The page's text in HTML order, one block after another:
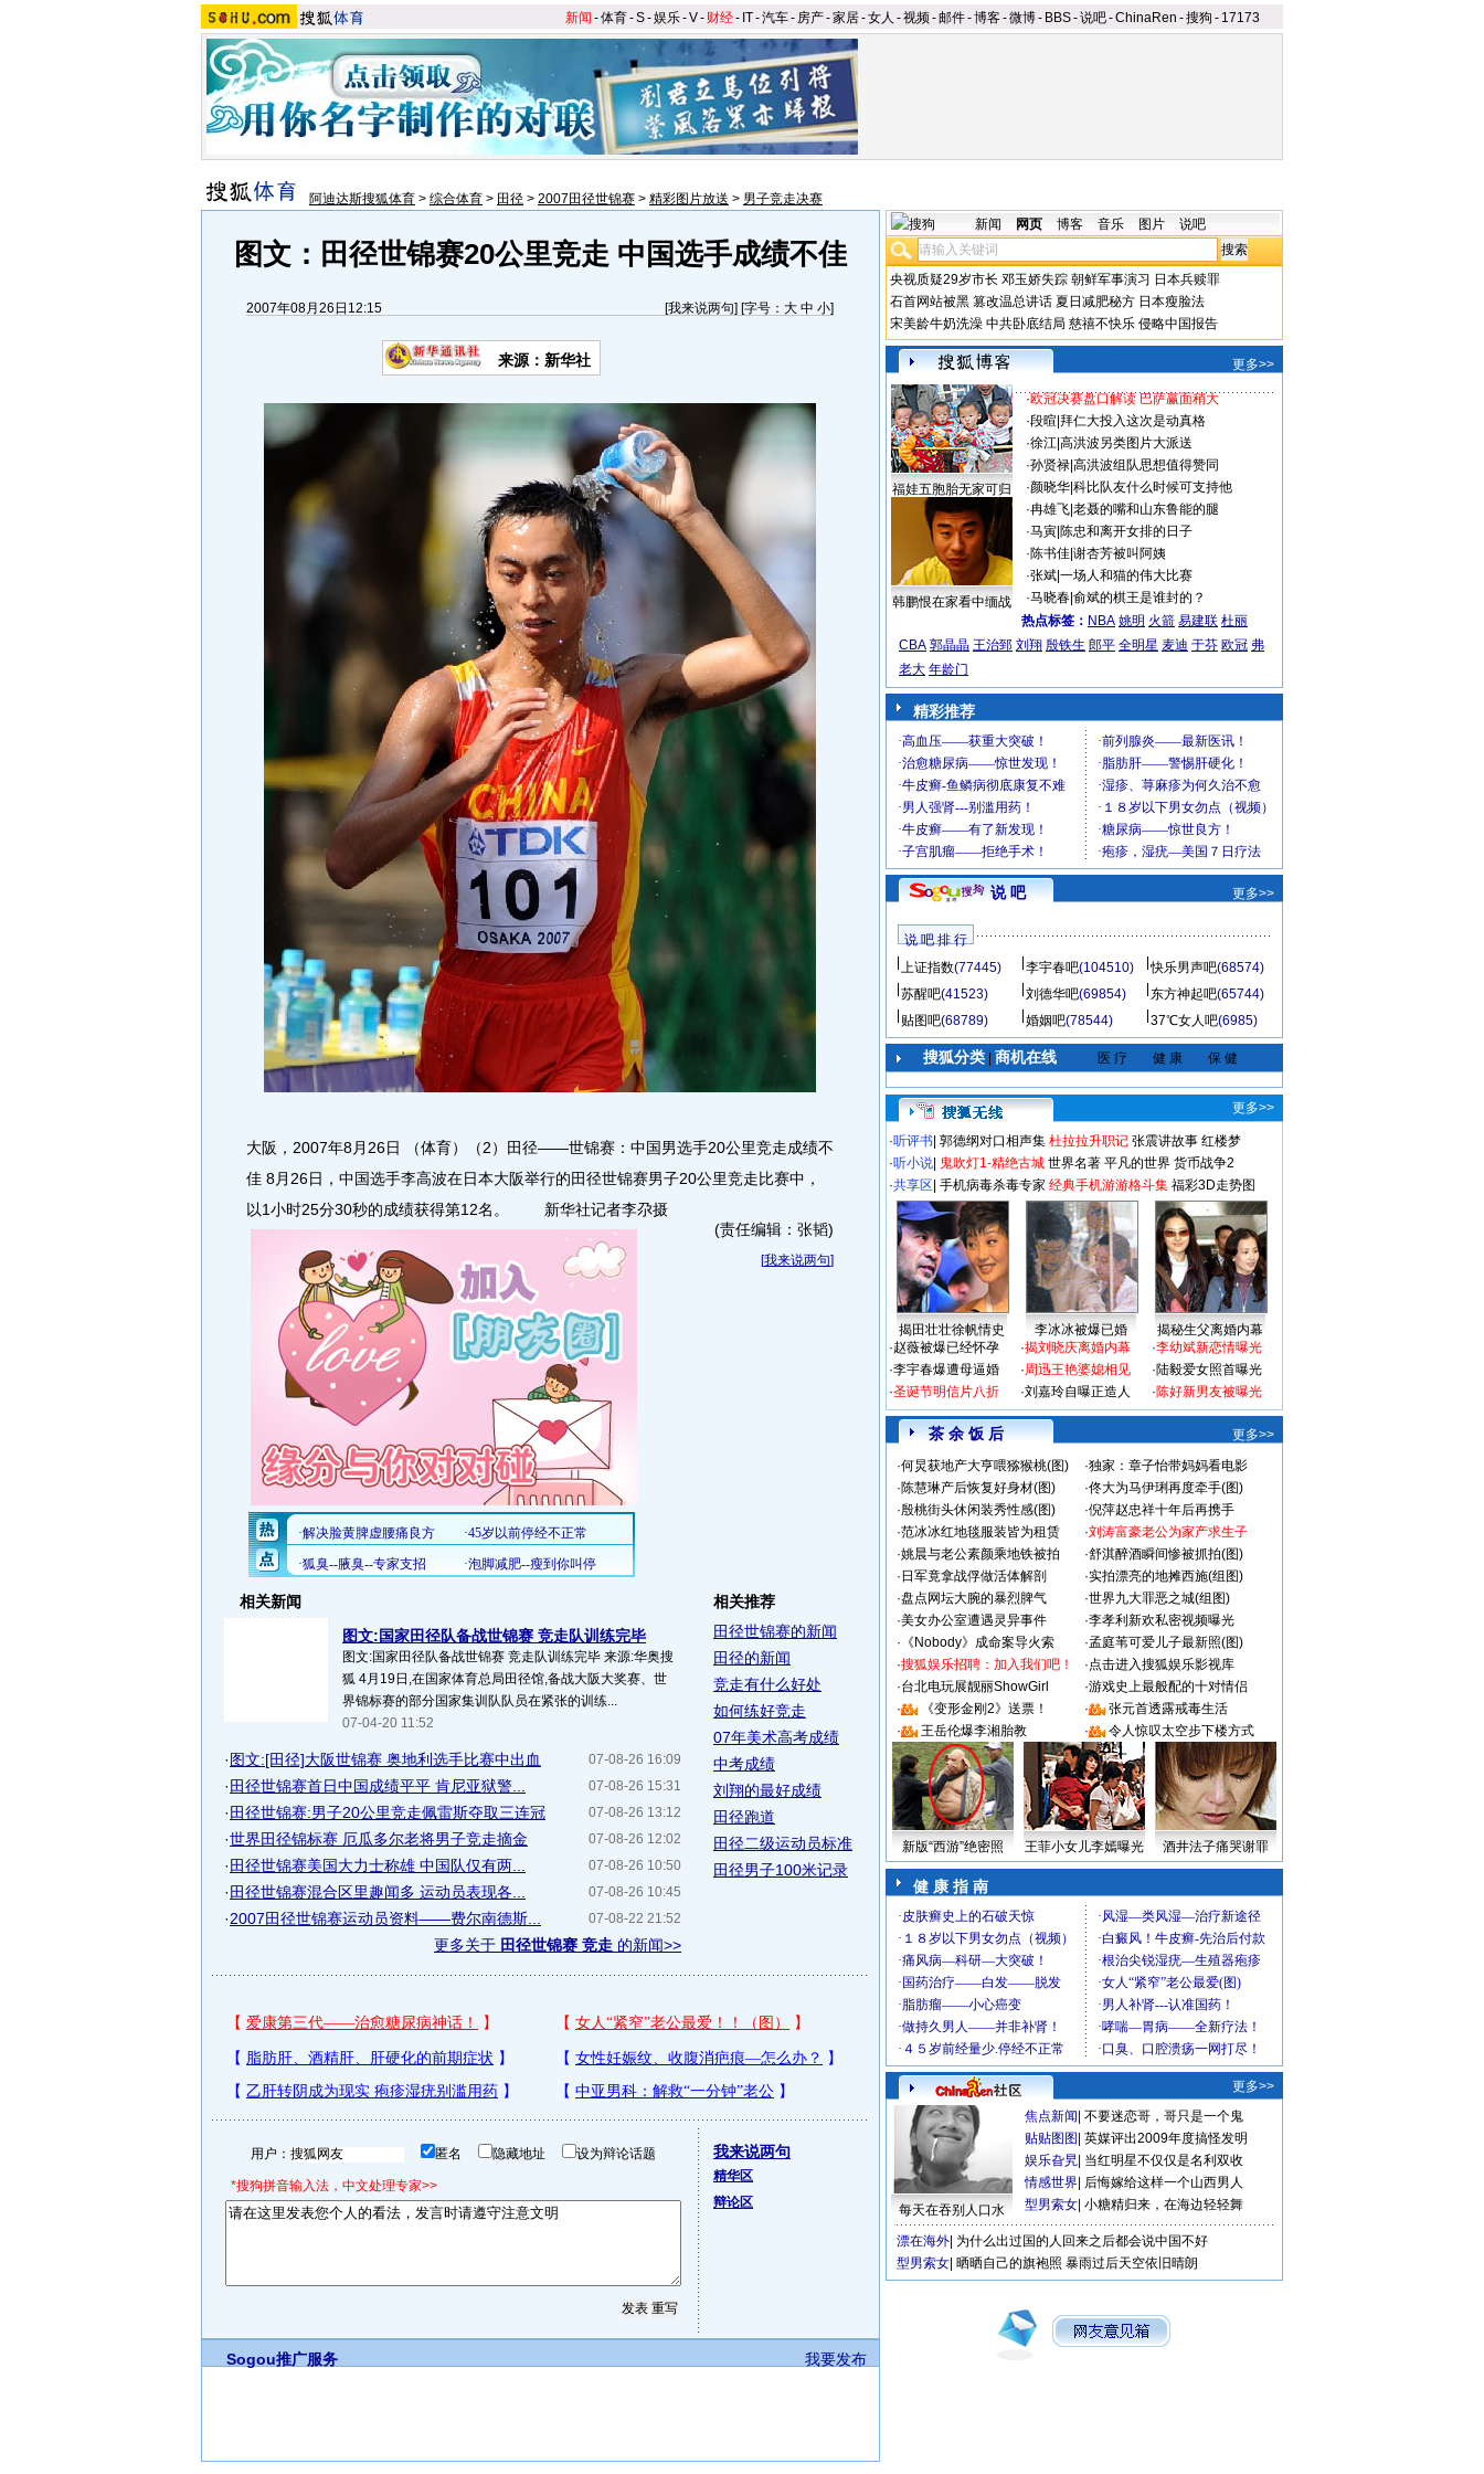
新闻 -体育-S-娱乐-V- 财经- IT-汽车- 房产-家居-女人 -视频-邮件-博客-微博- BBS-说吧-ChinaRen -搜狗 - 17173
阿迪达斯搜狐体育 > 综合体育 > 田径 > 2007田径世锦赛 > 精彩图片放送 > 男子竞走决赛
图文：田径世锦赛20公里竞走 中国选手成绩不佳
2007年08月26日12:15 [我来说两句] [字号： 大 中 小]
来源：新华社
大阪，2007年8月26日 （体育）（2）田径――世锦赛：中国男选手20公里竞走成绩不
佳 8月26日，中国选手李高波在日本大阪举行的田径世锦赛男子20公里竞走比赛中，
以1小时25分30秒的成绩获得第12名。 新华社记者李尕摄
(责任编辑：张韬)
[我来说两句]
相关新闻
图文:国家田径队备战世锦赛 竞走队训练完毕
图文:国家田径队备战世锦赛 竞走队训练完毕 来源:华奥搜
狐 4月19日,在国家体育总局田径馆,备战大阪大奖赛、世
界锦标赛的部分国家集训队队员在紧张的训练...
07-04-20 11:52
07-08-26 16:09
·图文:[田径]大阪世锦赛 奥地利选手比赛中出血
07-08-26 15:31
· 田径世锦赛首日中国成绩平平 肯尼亚狱警...
07-08-26 13:12
· 田径世锦赛:男子20公里竞走佩雷斯夺取三连冠
07-08-26 12:02
·世界田径锦标赛 厄瓜多尔老将男子竞走摘金
07-08-26 10:50
· 田径世锦赛美国大力士称雄 中国队仅有两...
07-08-26 10:45
· 田径世锦赛混合区里趣闻多 运动员表现各...
07-08-22 21:52
·2007田径世锦赛运动员资料——费尔南德斯...
更多关于 田径世锦赛 竞走 的新闻>>
相关推荐
田径世锦赛的新闻
田径的新闻
竞走有什么好处
如何练好竞走
07年美术高考成绩
中考成绩
刘翔的最好成绩
田径跑道
田径二级运动员标准
田径男子100米记录
用户： 匿名 隐藏地址 设为辩论话题
*搜狗拼音输入法，中文处理专家>>
我来说两句
精华区
辩论区
我要发布
Sogou推广服务
新闻 网页 博客 音乐 图片 说吧
央视质疑29岁市长 邓玉娇失踪 朝鲜军事演习 日本兵赎罪
石首网站被黑 篡改温总讲话 夏日减肥秘方 日本瘦脸法
宋美龄牛奶洗澡 中共卧底结局 慈禧不快乐 侵略中国报告
更多>>
福娃五胞胎无家可归
韩鹏恨在家看中缅战
·欧冠决赛盘口解读 巴萨赢面稍大
·段暄 拜仁大投入这次是动真格
·徐江| 高洪波另类图片大派送
·孙贤禄| 高洪波组队思想值得赞同
·颜晓华| 科比队友什么时候可支持他
·冉雄飞| 老聂的嘴和山东鲁能的腿
·马寅| 陈忠和离开女排的日子
·陈书佳| 谢杏芳被叫阿姨
·张斌| 一场人和猫的伟大比赛
·马晓春| 俞斌的棋王是谁封的？
热点标签： NBA 姚明 火箭 易建联 杜丽
CBA 郭晶晶 王治郅 刘翔 殷铁生 郎平 全明星 麦迪 于芬 欧冠 弗
老大 年龄门
精彩推荐
说 吧 更多>>
说 吧 排 行
上证指数(77445) 李宇春吧(104510) 快乐男声吧(68574)
苏醒吧(41523) 刘德华吧(69854) 东方神起吧(65744)
贴图吧(68789) 婚姻吧(78544) 37℃女人吧(6985)
搜狐分类| 商机在线 医 疗 健 康 保 健
更多>>
·听评书 郭德纲对口相声集 杜拉拉升职记 张震讲故事 红楼梦
·听小说 鬼吹灯1-精绝古城 世界名著 平凡的世界 货币战争2
·共享区 手机病毒杀毒专家 经典手机游游格斗集 福彩3D走势图
揭田壮壮徐帆情史 李冰冰被爆已婚
揭秘生父离婚内幕
·赵薇被爆已经怀孕
·李宇春爆遭母逼婚
·圣诞节明信片八折
·揭刘晓庆离婚内幕
·周迅王艳婆媳相见
·刘嘉玲自曝正造人
·李幼斌新恋情曝光
·陆毅爱女照首曝光
·陈好新男友被曝光
茶 余 饭 后
更多>>
·何炅获地产大亨喂猕猴桃(图) ·独家：章子怡带妈妈看电影
·陈慧琳产后恢复好身材(图) ·佟大为马伊琍再度牵手(图)
·殷桃街头休闲装秀性感(图) ·倪萍赵忠祥十年后再携手
·范冰冰红地毯服装皆为租赁 ·刘涛富豪老公为家产求生子
·姚晨与老公素颜乘地铁被拍 ·舒淇醉酒瞬间惨被抓拍(图)
· 日军竟拿战俘做活体解剖 ·实拍漂亮的地摊西施(组图)
·盘点网坛大腕的暴烈脾气 ·世界九大罪恶之城(组图)
·美女办公室遭遇灵异事件 ·李孝利新欢私密视频曝光
· 《Nobody》成命案导火索 ·孟庭苇可爱儿子最新照(图)
·搜狐娱乐招聘：加入我们吧！ ·点击进入搜狐娱乐影视库
·台北电玩展靓丽ShowGirl ·游戏史上最般配的十对情侣
·
《变形金刚2》送票！ ·
张元首透露戒毒生活
·
王岳伦爆李湘胎教 · 令人惊叹太空步下楼方式
新版“西游”绝密照 王菲小女儿李嫣曝光 酒井法子痛哭谢罪
健 康 指 南
更多>>
每天在吞别人口水
焦点新闻 不要迷恋哥，哥只是一个鬼
贴贴图图 英媒评出2009年度搞怪发明
娱乐旮旯 当红明星不仅仅是名利双收
情感世界 后悔嫁给这样一个山西男人
型男索女 小糖精归来，在海边轻轻舞
漂在海外 为什么出过国的人回来之后都会说中国不好
型男索女 晒晒自己的旗袍照 暴雨过后天空依旧晴朗